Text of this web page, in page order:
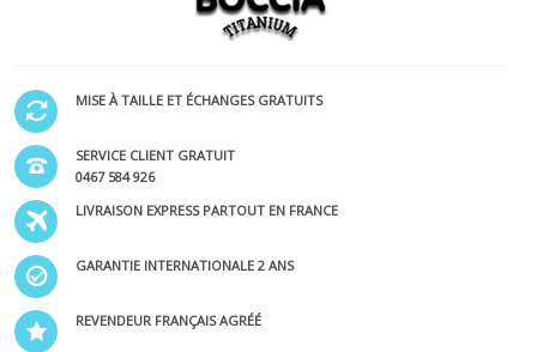
MISE À TAILLE ET ÉCHANGES GRATUITS
SERVICE CLIENT GRATUIT
0467 584 926
LIVRAISON EXPRESS PARTOUT EN FRANCE
GARANTIE INTERNATIONALE 2 ANS
REVENDEUR FRANÇAIS AGRÉÉ